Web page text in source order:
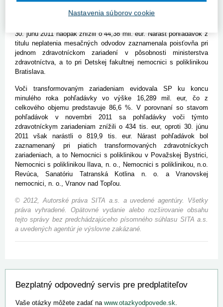
pohľadávok. V porovnaní s novembrom 2011 sa pohľadávky voči
30. júnu 2011 naopak znížili o 44,38 mil. eur. Nárast pohľadávok z
titulu neplatenia mesačných odvodov zaznamenala poisťovňa pri
jednom zdravotníckom zariadení v pôsobnosti ministerstva
zdravotníctva, a to pri Detskej fakultnej nemocnici s poliklinikou
Bratislava.
Voči transformovaným zariadeniam evidovala SP ku koncu
minulého roka pohľadávky vo výške 16,289 mil. eur, čo z
celkového objemu predstavuje 86,6 %. V porovnaní so stavom
pohľadávok v novembri 2011 sa pohľadávky voči týmto
zdravotníckym zariadeniam znížili o 434 tis. eur, oproti 30. júnu
2011 však narástli o 819,9 tis. eur. Nárast pohľadávok bol
zaznamenaný pri piatich transformovaných zdravotníckych
zariadeniach, a to Nemocnici s poliklinikou v Považskej Bystrici,
Nemocnici s poliklinikou Ilava, n. o., Nemocnici s poliklinikou, n.o.
Revúca, Sanatóriu Tatranská Kotlina n. o. a Vranovskej
nemocnici, n. o., Vranov nad Topľou.
© 2012, Autorské práva SITA a.s. a uvedené agentúry. Všetky
práva vyhradené. Opätovné vydanie alebo rozširovanie obsahu
tejto správy bez predchádzajúceho písomného súhlasu SITA a.s.
a uvedených agentúr je výslovne zakázané.
Bezplatný odpovedný servis pre predplatiteľov
Vaše otázky môžete zadať na www.otazkyodpovede.sk.
Nastavenia súborov cookie